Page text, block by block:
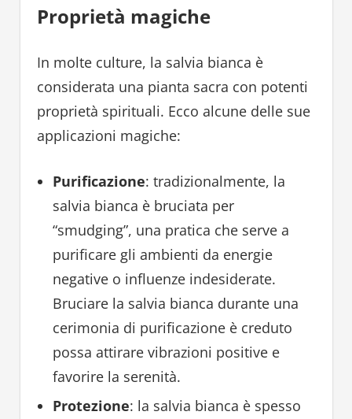
Proprietà magiche
In molte culture, la salvia bianca è
considerata una pianta sacra con potenti
proprietà spirituali. Ecco alcune delle sue
applicazioni magiche:
Purificazione: tradizionalmente, la
salvia bianca è bruciata per
“smudging”, una pratica che serve a
purificare gli ambienti da energie
negative o influenze indesiderate.
Bruciare la salvia bianca durante una
cerimonia di purificazione è creduto
possa attirare vibrazioni positive e
favorire la serenità.
Protezione: la salvia bianca è spesso